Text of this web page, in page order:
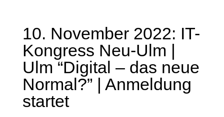
10. November 2022: IT-
Kongress Neu-Ulm |
Ulm “Digital – das neue
Normal?” | Anmeldung
startet